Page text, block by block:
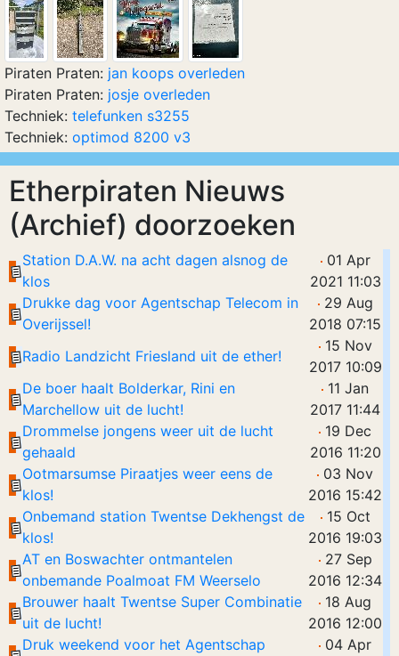
Etherpiraten Nieuws
(Archief) doorzoeken
Station D.A.W. na acht dagen alsnog de
klos
01 Apr
2021 11:03
Drukke dag voor Agentschap Telecom in
Overijssel!
29 Aug
2018 07:15
Radio Landzicht Friesland uit de ether!
15 Nov
2017 10:09
De boer haalt Bolderkar, Rini en
Marchellow uit de lucht!
11 Jan
2017 11:44
Drommelse jongens weer uit de lucht
gehaald
19 Dec
2016 11:20
Ootmarsumse Piraatjes weer eens de
klos!
03 Nov
2016 15:42
Onbemand station Twentse Dekhengst de
klos!
15 Oct
2016 19:03
AT en Boswachter ontmantelen
onbemande Poalmoat FM Weerselo
27 Sep
2016 12:34
Brouwer haalt Twentse Super Combinatie
uit de lucht!
18 Aug
2016 12:00
Druk weekend voor het Agentschap
04 Apr
Piraten Praten: jan koops overleden
Piraten Praten: josje overleden
Techniek: telefunken s3255
Techniek: optimod 8200 v3